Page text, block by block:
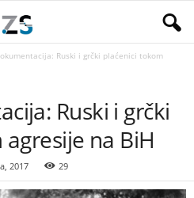
Ruski i grčki plaćenici tokom
Ruski i grčki
na BiH
2017 29